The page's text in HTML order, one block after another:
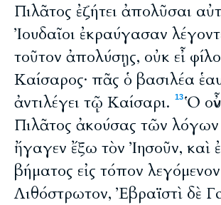
Πιλᾶτος ἐζήτει ἀπολῦσαι
Ἰουδαῖοι ἐκραύγασαν
τοῦτον ἀπολύσῃς, οὐκ εἶ
Καίσαρος· πᾶς ὁ βασιλέα
ἀντιλέγει τῷ Καίσαρι.
13Ὁ
Πιλᾶτος ἀκούσας τῶν
ἤγαγεν ἔξω τὸν Ἰησοῦν, καὶ
βήματος εἰς τόπον λεγόμενον
Λιθόστρωτον, Ἐβραϊστὶ δὲ